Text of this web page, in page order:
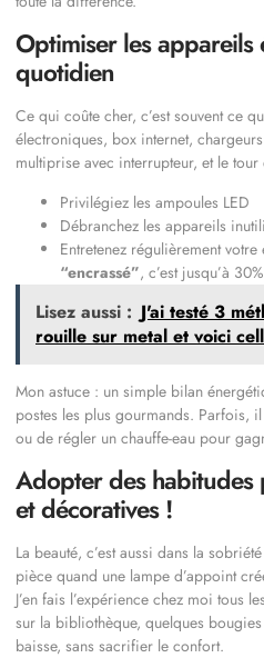
Optimiser les appareils
quotidien
Ce qui coûte cher, c’est souvent ce
électroniques, box internet,
multiprise avec interrupteur, et le tour
Privilégiez les ampoules LED
Débranchez les appareils
Entretenez régulièrement
“encrassé”, c’est jusqu’à
Lisez aussi : J'ai testé 3
rouille sur metal et voici
Mon astuce : un simple bilan
postes les plus gourmands. Parfois,
ou de régler un chauffe-eau pour
Adopter des
et décoratives !
La beauté, c’est aussi dans la
pièce quand une lampe d’appoint
J’en fais l’expérience chez moi tous
sur la bibliothèque, quelques
baisse, sans sacrifier le confort.